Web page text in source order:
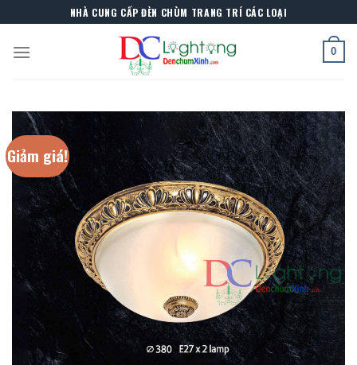
to
content
NHÀ CUNG CẤP ĐÈN CHÙM TRANG TRÍ CÁC LOẠI
0
Giảm giá!